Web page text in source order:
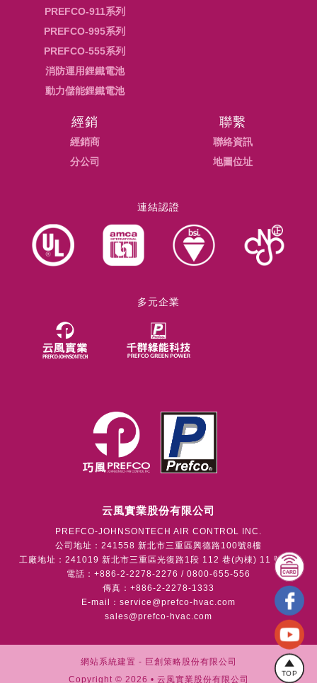
TOP
PREFCO-911系列
PREFCO-995系列
PREFCO-555系列
消防運用鋰鐵電池
動力儲能鋰鐵電池
經銷
經銷商
分公司
聯繫
聯絡資訊
地圖位址
連結認證
多元企業
云風實業股份有限公司
PREFCO-JOHNSONTECH AIR CONTROL INC.
公司地址：241558 新北市三重區興德路100號8樓
工廠地址：241019 新北市三重區光復路1段 112 巷(內棟) 11 號1樓
電話：+886-2-2278-2276 / 0800-655-556
傳真：+886-2-2278-1333
E-mail： service@prefco-hvac.com
sales@prefco-hvac.com
網站系統建置 - 巨創策略股份有限公司
Copyright © 2026 • 云風實業股份有限公司